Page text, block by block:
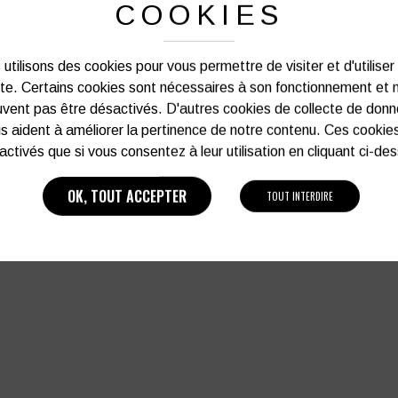
EN CUIR PORTWEST TERGSUS
GLOVE
5,46€ HT
soit6,55€ TTC
VOIR PLUS D'INFOS
GANT EN LATEX ET MOUSSE
SUPPORT POLYESTER DOS
JAUGE 13 (LOT DE 10
16,89€ HT
soit20,27€ TTC
VOIR PLUS D'INFOS
COOKIES
utilisons des cookies pour vous permettre de visiter et d'utiliser
Certains cookies sont nécessaires à son fonctionnement et
pas être désactivés. D'autres cookies de collecte de
aident à améliorer la pertinence de notre contenu. Ces
que si vous consentez à leur utilisation en cliquant ci-
OK, TOUT ACCEPTER TOUT INTERDIRE